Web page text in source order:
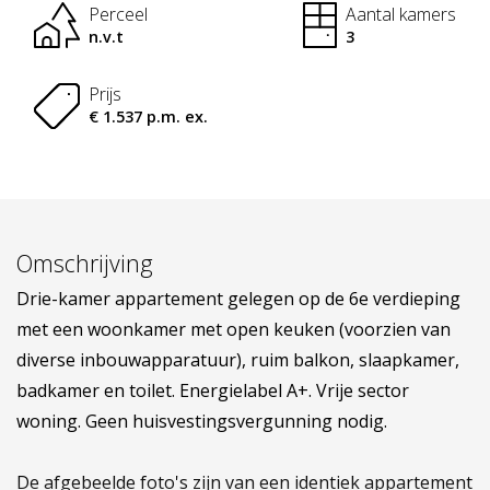
Perceel
n.v.t
Aantal kamers
3
Prijs
€ 1.537 p.m. ex.
Omschrijving
Drie-kamer appartement gelegen op de 6e verdieping
met een woonkamer met open keuken (voorzien van
diverse inbouwapparatuur), ruim balkon, slaapkamer,
badkamer en toilet. Energielabel A+. Vrije sector
woning. Geen huisvestingsvergunning nodig.
De afgebeelde foto's zijn van een identiek appartement